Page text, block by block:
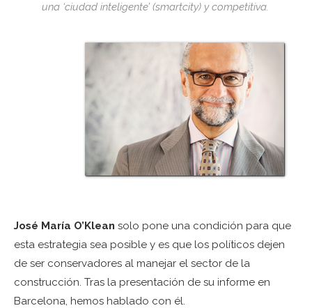
una ‘ciudad inteligente’ (smartcity) y competitiva.
José María O’Klean solo pone una condición para que
esta estrategia sea posible y es que los políticos dejen
de ser conservadores al manejar el sector de la
construcción. Tras la presentación de su informe en
Barcelona, hemos hablado con él.